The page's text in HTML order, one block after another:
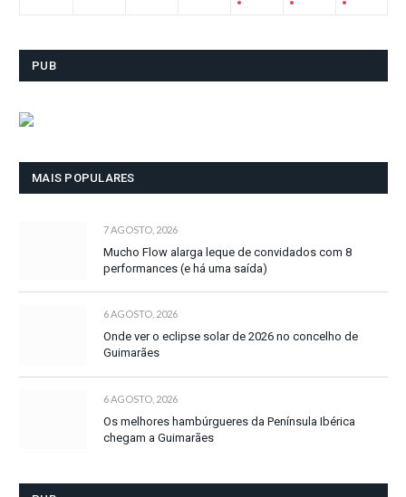
PUB
MAIS POPULARES
7 AGOSTO, 2026
Mucho Flow alarga leque de convidados com 8
performances (e há uma saída)
6 AGOSTO, 2026
Onde ver o eclipse solar de 2026 no concelho de
Guimarães
6 AGOSTO, 2026
Os melhores hambúrgueres da Península Ibérica
chegam a Guimarães